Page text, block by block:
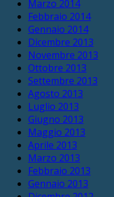
Marzo 2014
Febbraio 2014
Gennaio 2014
Dicembre 2013
Novembre 2013
Ottobre 2013
Settembre 2013
Agosto 2013
Luglio 2013
Giugno 2013
Maggio 2013
Aprile 2013
Marzo 2013
Febbraio 2013
Gennaio 2013